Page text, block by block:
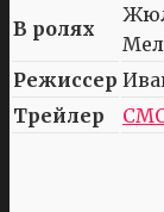
В ролях
Режиссер
Трейлер